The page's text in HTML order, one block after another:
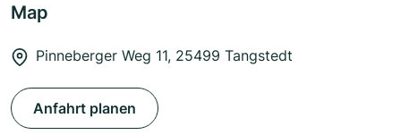
Map
Pinneberger Weg 11, 25499 Tangstedt
Anfahrt planen